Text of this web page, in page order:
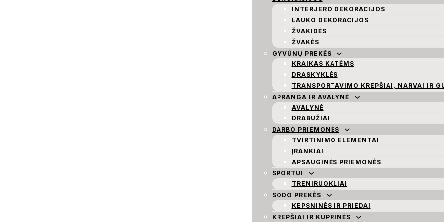
INTERJERO DEKORACIJOS
LAUKO DEKORACIJOS
ŽVAKIDĖS
ŽVAKĖS
GYVŪNŲ PREKĖS
KRAIKAS KATĖMS
DRASKYKLĖS
TRANSPORTAVIMO KREPŠIAI, NARVAI IR
APRANGA IR AVALYNĖ
AVALYNĖ
DRABUŽIAI
DARBO PRIEMONĖS
TVIRTINIMO ELEMENTAI
ĮRANKIAI
APSAUGINĖS PRIEMONĖS
SPORTUI
TRENIRUOKLIAI
SODO PREKĖS
KEPSNINĖS IR PRIEDAI
KREPŠIAI IR KUPRINĖS